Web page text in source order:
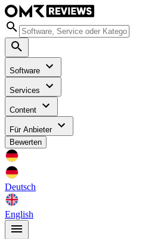
Software
Services
Content
Für Anbieter
Bewerten
Deutsch
English